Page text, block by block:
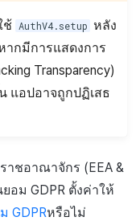
ช้ AuthV4.setup หลัง
ากมีการแสดงการ
Transparency)
แอปอาจถูกปฏิเสธ
าชอาณาจักร (EEA &
อม GDPR ตั้งค่าให้
GDPRหรือไม่